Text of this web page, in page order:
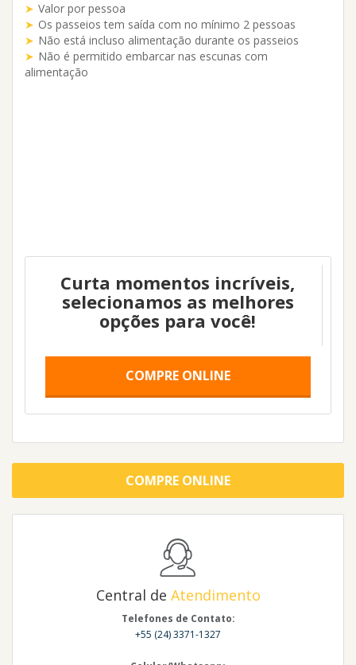
Valor por pessoa
Os passeios tem saída com no mínimo 2 pessoas
Não está incluso alimentação durante os passeios
Não é permitido embarcar nas escunas com
alimentação
Curta momentos incríveis,
selecionamos as melhores
opções para você!
COMPRE ONLINE
COMPRE ONLINE
Central de Atendimento
Telefones de Contato:
+55 (24) 3371-1327